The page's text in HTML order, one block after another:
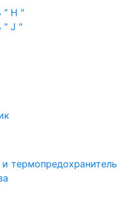
" H "
" J "
термопредохранитель